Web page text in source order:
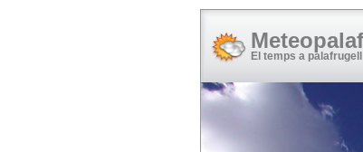
El temps a palafrugell